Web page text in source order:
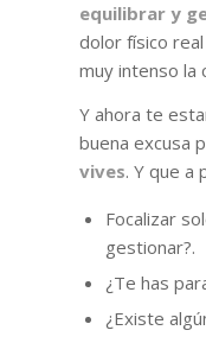
equilibrar y
dolor físico
muy intenso la
Y ahora te
buena excusa
vives. Y que a
Focalizar
gestionar?.
¿Te has
¿Existe